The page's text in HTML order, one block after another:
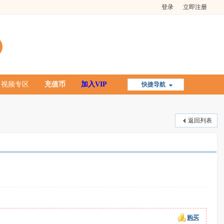
登录 立即注册
快捷导航
视频专区 充值币 加入VIP
返回列表
购买